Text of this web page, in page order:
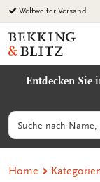
Zurück
zum
Inhalt
Weltweiter Versand
Bekking
&
Uitgevers
Entdecken Sie
Suchen
Home